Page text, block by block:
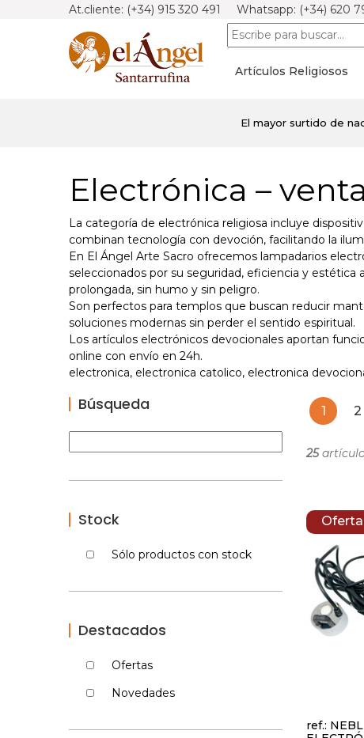
At.cliente: (+34) 915 320 491 Whatsapp: (+34) 620
Artículos Religiosos
El mayor surtido de
Electrónica –
La categoría de electrónica religiosa incluye
combinan tecnología con devoción, facilitando la
En El Ángel Arte Sacro ofrecemos lampadarios
seleccionados por su seguridad, eficiencia y
prolongada, sin humo y sin peligro.
Son perfectos para templos que buscan reducir
soluciones modernas sin perder el sentido espiritual.
Los artículos electrónicos devocionales aportan
online con envío en 24h.
electronica, electronica catolico, electronica
Búsqueda
Stock
Sólo productos con stock
Destacados
Ofertas
Novedades
1 2
25
Oferta
ref.: NEBL